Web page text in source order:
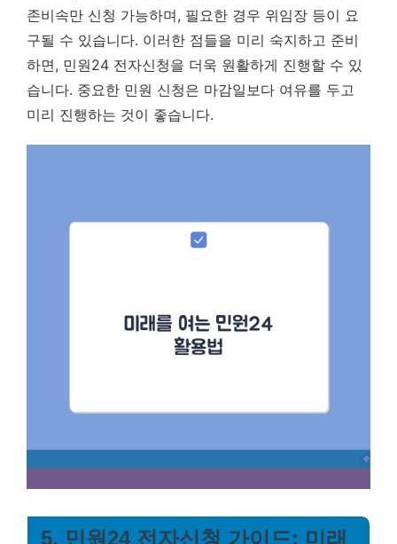
존비속만 신청 가능하며, 필요한 경우 위임장 등이 요
구될 수 있습니다. 이러한 점들을 미리 숙지하고 준비
하면, 민원24 전자신청을 더욱 원활하게 진행할 수 있
습니다. 중요한 민원 신청은 마감일보다 여유를 두고
미리 진행하는 것이 좋습니다.
5. 민원24 전자신청 가이드: 미래